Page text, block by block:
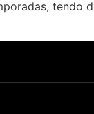
tendo